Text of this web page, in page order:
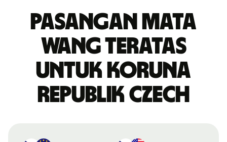
Pasangan mata
wang teratas
untuk koruna
Republik Czech